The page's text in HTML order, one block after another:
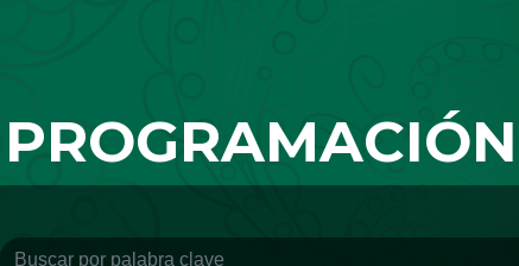
PROGRAMACIÓN